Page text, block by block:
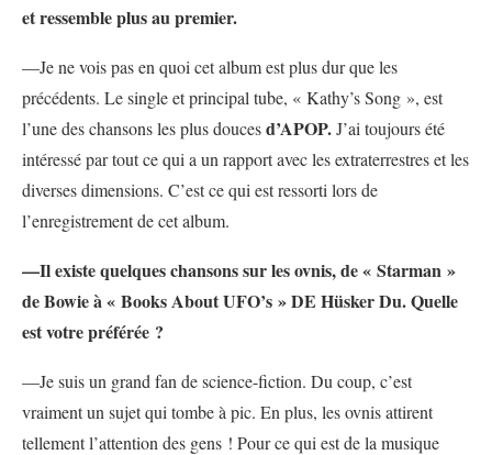
et ressemble plus au premier.
—Je ne vois pas en quoi cet album est plus dur que les
précédents. Le single et principal tube, « Kathy’s Song », est
l’une des chansons les plus doucesd’APOP.J’ai toujours été
intéressé par tout ce qui a un rapport avec les extraterrestres et les
diverses dimensions. C’est ce qui est ressorti lors de
l’enregistrement de cet album.
—Il existe quelques chansons sur les ovnis, de « Starman »
de Bowie à « Books About UFO’s » DE Hüsker Du. Quelle
est votre préférée ?
—Je suis un grand fan de science-fiction. Du coup, c’est
vraiment un sujet qui tombe à pic. En plus, les ovnis attirent
tellement l’attention des gens ! Pour ce qui est de la musique